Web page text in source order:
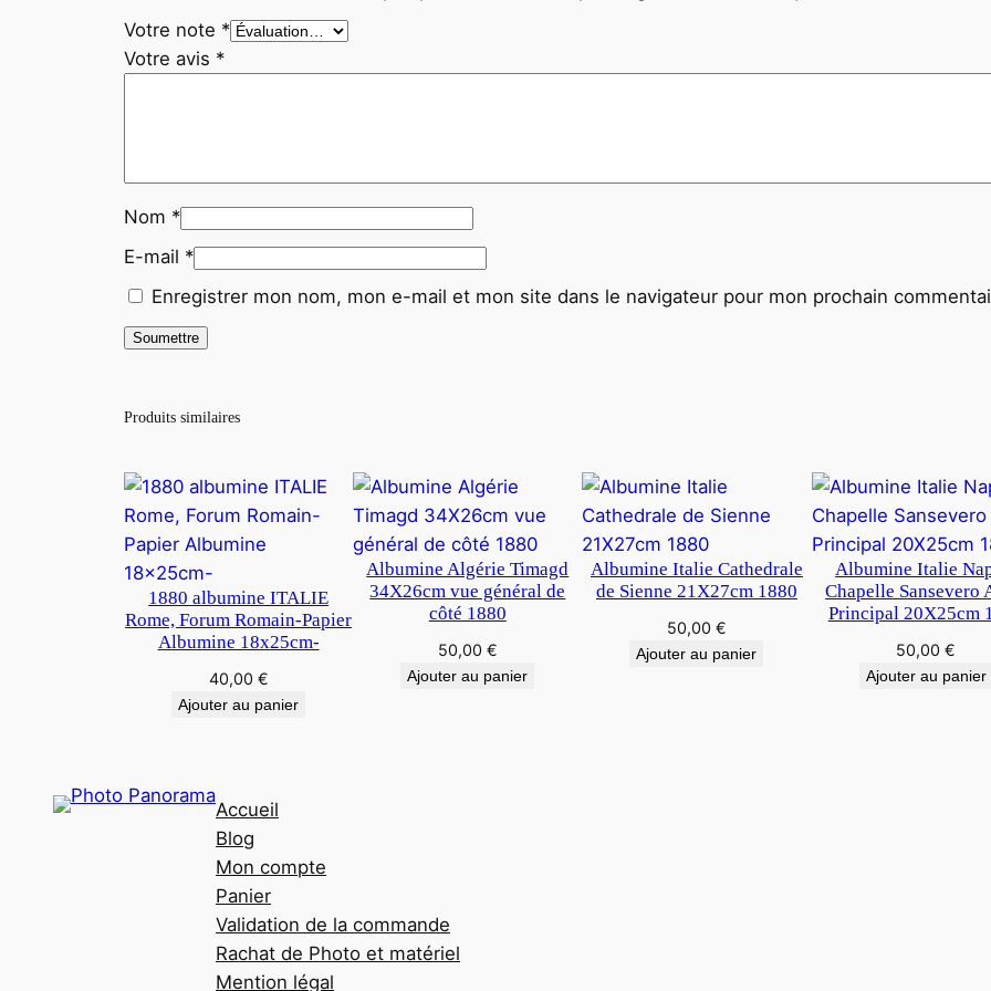
V
D
E
X
2
1
c
m
Votre note *
Votre avis *
Nom *
E-mail *
Enregistrer mon nom, mon e-mail et mon site dans le navigateur pour mon prochain
Produits similaires
1880 albumine ITALIE
Rome, Forum Romain-Papier
Albumine 18x25cm-
40,00 €
Ajouter au panier
Albumine Algérie Timagd
34X26cm vue général de
côté 1880
50,00 €
Ajouter au panier
Albumine Italie Cathedrale
de Sienne 21X27cm 1880
50,00 €
Ajouter au panier
Albumine Italie
Chapelle Sansevero
Principal 20X25cm
50,00€
Ajouter au panier
Accueil
Blog
Mon compte
Panier
Validation de la commande
Rachat de Photo et matériel
Mention légal